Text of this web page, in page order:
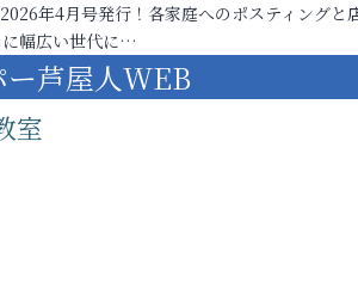
年4月号発行！各家庭へのポスティングと
幅広い世代に…
ー芦屋人WEB
室